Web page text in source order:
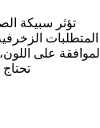
تؤثر سبيكة
على
تحتاج